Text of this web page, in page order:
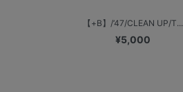
【+B】/’47/CLEAN UP/T...
¥5,000